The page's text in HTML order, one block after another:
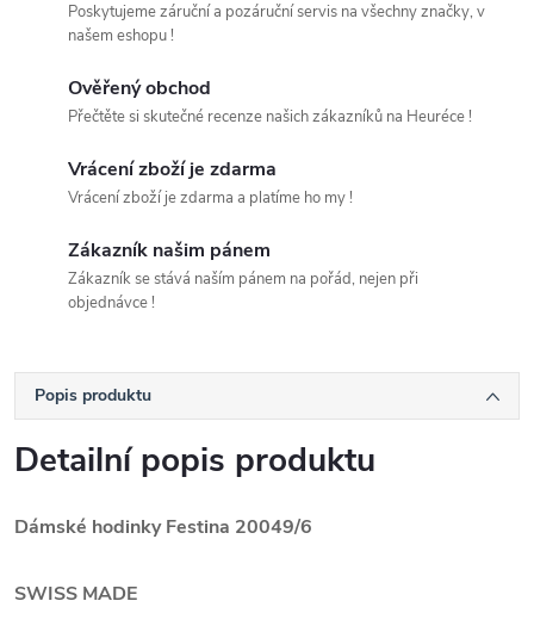
Poskytujeme záruční a pozáruční servis na všechny značky, v
našem eshopu !
Ověřený obchod
Přečtěte si skutečné recenze našich zákazníků na Heuréce !
Vrácení zboží je zdarma
Vrácení zboží je zdarma a platíme ho my !
Zákazník našim pánem
Zákazník se stává naším pánem na pořád, nejen při
objednávce !
Popis produktu
Detailní popis produktu
Dámské hodinky Festina 20049/6
SWISS MADE